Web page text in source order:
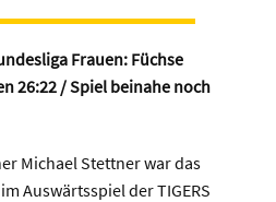
Frauen: Füchse
26:22 / Spiel beinahe noch
Michael Stettner war das
Auswärtsspiel der TIGERS